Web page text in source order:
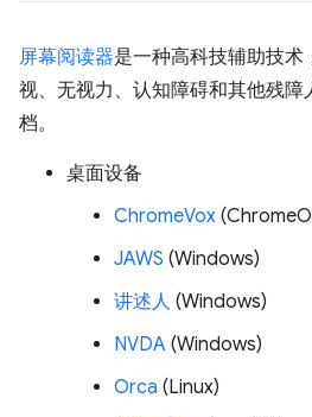
屏幕阅读器是一种高科技辅助技术
视、无视力、认知障碍和其他残障
档。
桌面设备
ChromeVox
JAWS (Windows)
讲述人 (Windows)
NVDA (Windows)
Orca (Linux)